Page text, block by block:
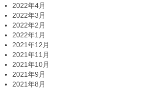
2022年4月
2022年3月
2022年2月
2022年1月
2021年12月
2021年11月
2021年10月
2021年9月
2021年8月